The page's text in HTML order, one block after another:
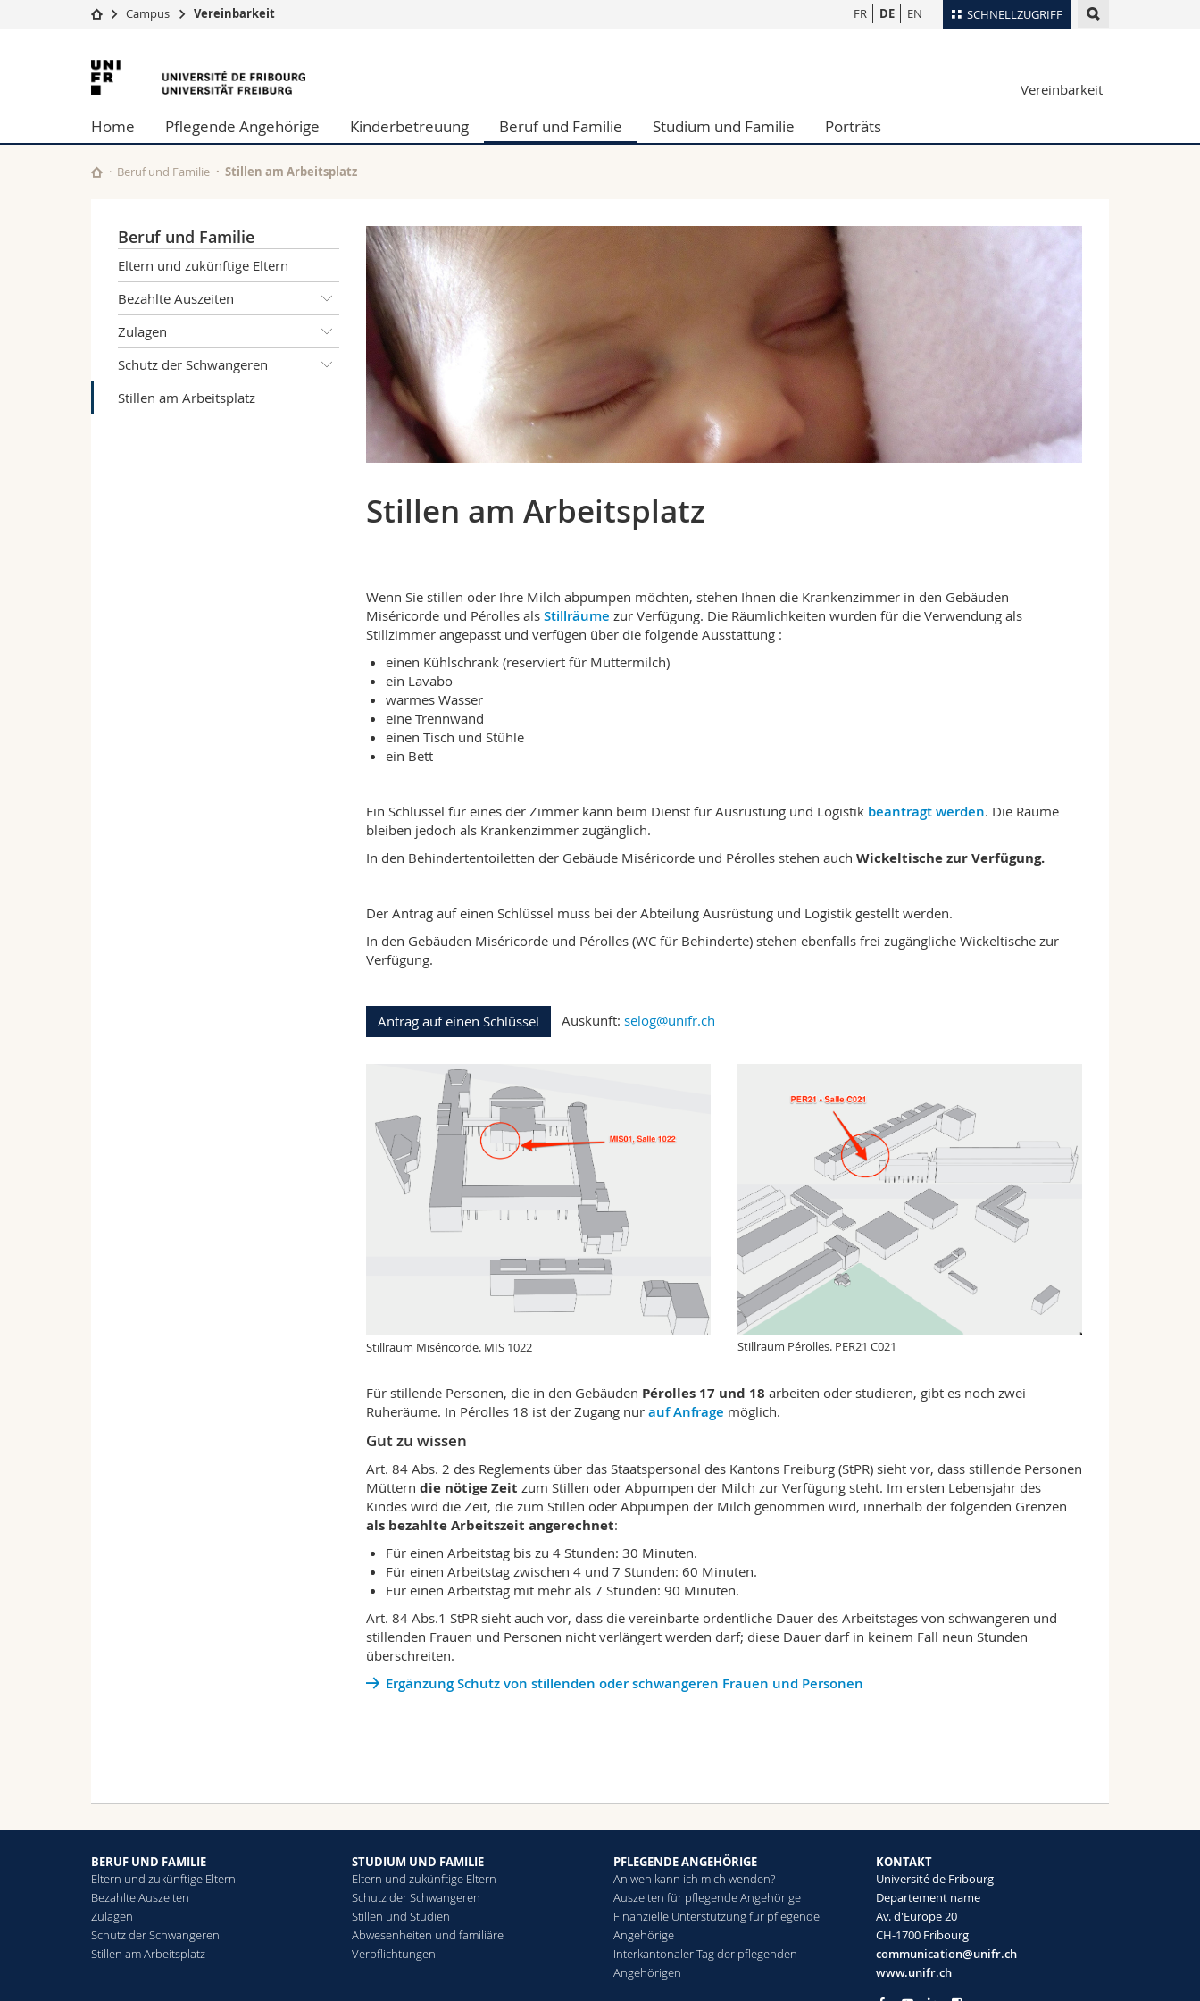
SCHNELLZUGRIFF
Universität
Studium
Forschung
Universität
Weiterbildung
Wirtschafts- und Sozialwissenschaftliche Fak.
Philosophische Fak.
Fak. für Erziehungs- und Bildungswissenschaften
Math.-Nat. und Med. Fak.
Medien
Forschende
Webmail
FR DE EN
Campus Vereinbarkeit
Universität
Freiburg
Vereinbarkeit
Home Pflegende Angehörige Kinderbetreuung Beruf und Familie Studium und Familie Porträts
Beruf und Familie Stillen am Arbeitsplatz
Beruf und Familie
Eltern und zukünftige Eltern
Bezahlte Auszeiten
Zulagen
Schutz der Schwangeren
Stillen am Arbeitsplatz
Stillen am Arbeitsplatz
Wenn Sie stillen oder Ihre Milch abpumpen möchten, stehen Ihnen die Krankenzimmer in den Gebäuden
Miséricorde und Pérolles als Stillräume zur Verfügung. Die Räumlichkeiten wurden für die Verwendung als
Stillzimmer angepasst und verfügen über die folgende Ausstattung :
einen Kühlschrank (reserviert für Muttermilch)
ein Lavabo
warmes Wasser
eine Trennwand
einen Tisch und Stühle
ein Bett
Ein Schlüssel für eines der Zimmer kann beim Dienst für Ausrüstung und Logistik beantragt werden. Die Räume
bleiben jedoch als Krankenzimmer zugänglich.
In den Behindertentoiletten der Gebäude Miséricorde und Pérolles stehen auch Wickeltische zur Verfügung.
Der Antrag auf einen Schlüssel muss bei der Abteilung Ausrüstung und Logistik gestellt werden.
In den Gebäuden Miséricorde und Pérolles (WC für Behinderte) stehen ebenfalls frei zugängliche Wickeltische zur
Verfügung.
Antrag auf einen Schlüssel Auskunft: selog@unifr.ch
Stillraum Miséricorde. MIS 1022 Stillraum Pérolles. PER21 C021
Für stillende Personen, die in den Gebäuden Pérolles 17 und 18 arbeiten oder studieren, gibt es noch zwei
Ruheräume. In Pérolles 18 ist der Zugang nur auf Anfrage möglich.
Gut zu wissen
Art. 84 Abs. 2 des Reglements über das Staatspersonal des Kantons Freiburg (StPR) sieht vor, dass stillende Personen
Müttern die nötige Zeit zum Stillen oder Abpumpen der Milch zur Verfügung steht. Im ersten Lebensjahr des
Kindes wird die Zeit, die zum Stillen oder Abpumpen der Milch genommen wird, innerhalb der folgenden Grenzen
als bezahlte Arbeitszeit angerechnet:
Für einen Arbeitstag bis zu 4 Stunden: 30 Minuten.
Für einen Arbeitstag zwischen 4 und 7 Stunden: 60 Minuten.
Für einen Arbeitstag mit mehr als 7 Stunden: 90 Minuten.
Art. 84 Abs.1 StPR sieht auch vor, dass die vereinbarte ordentliche Dauer des Arbeitstages von schwangeren und
stillenden Frauen und Personen nicht verlängert werden darf; diese Dauer darf in keinem Fall neun Stunden
überschreiten.
Ergänzung Schutz von stillenden oder schwangeren Frauen und Personen
BERUF UND FAMILIE
Eltern und zukünftige Eltern
Bezahlte Auszeiten
Zulagen
Schutz der Schwangeren
Stillen am Arbeitsplatz
STUDIUM UND FAMILIE
Eltern und zukünftige Eltern
Schutz der Schwangeren
Stillen und Studien
Abwesenheiten und familiäre
Verpflichtungen
PFLEGENDE ANGEHÖRIGE
An wen kann ich mich wenden?
Auszeiten für pflegende Angehörige
Finanzielle Unterstützung für pflegende
Angehörige
Interkantonaler Tag der pflegenden
Angehörigen
KONTAKT
Université de Fribourg
Departement name
Av. d'Europe 20
CH-1700 Fribourg
communication@unifr.ch
www.unifr.ch